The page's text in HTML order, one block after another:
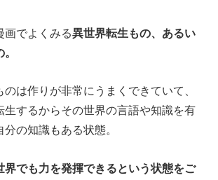
画でよくみる異世界転生もの、あるい
は作りが非常にうまくできていて、
生するからその世界の言語や知識を有
の知識もある状態。
界でも力を発揮できるという状態をご